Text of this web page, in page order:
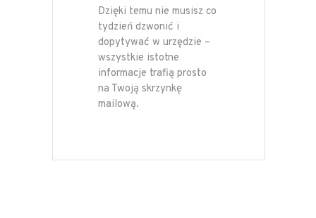
Dzięki temu nie musisz co
tydzień dzwonić i
dopytywać w urzędzie –
wszystkie istotne
informacje trafią prosto
na Twoją skrzynkę
mailową.